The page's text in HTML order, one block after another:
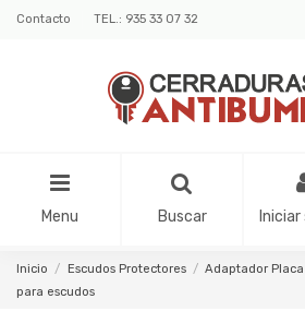
Contacto TEL.: 935 33 07 32
Menu Buscar Iniciar
Inicio Escudos Protectores
Adaptador Placa
para escudos